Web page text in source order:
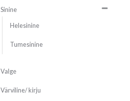
Sinine
Helesinine
Tumesinine
Valge
Värviline/ kirju